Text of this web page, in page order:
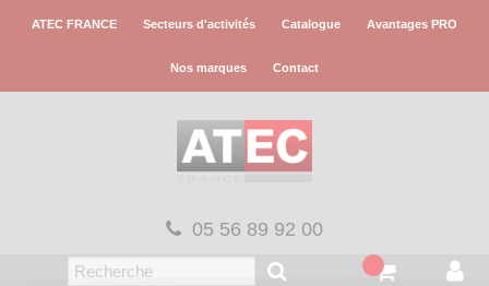
ATEC FRANCE Secteurs d'activités Catalogue Avantages PRO
Nos marques Contact
05 56 89 92 00